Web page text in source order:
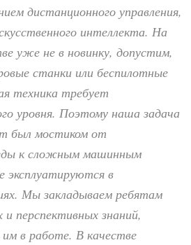
дистанционного управления,
интеллекта. На
уже не в новинку, допустим,
станки или беспилотные
техника требует
уровня. Поэтому наша задача
был мостиком от
к сложным машинным
эксплуатируются в
Мы закладываем ребятам
перспективных знаний,
в работе. В качестве